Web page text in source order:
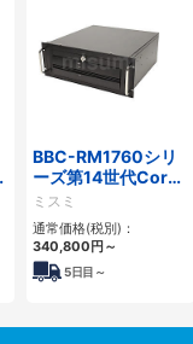
BBC-RM1760シリ
ーズ第14世代Core
対応ラックマウント
3PCIe
ミスミ
通常価格(税別)：
340,800円～
5日目～